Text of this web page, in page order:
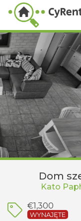
Dom
Kato
€1,300
WYNAJĘTE